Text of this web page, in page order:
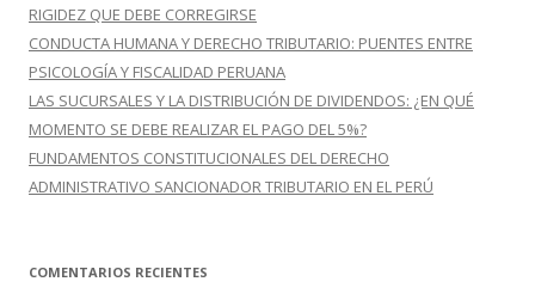
RIGIDEZ QUE DEBE CORREGIRSE
CONDUCTA HUMANA Y DERECHO TRIBUTARIO: PUENTES ENTRE
PSICOLOGÍA Y FISCALIDAD PERUANA
LAS SUCURSALES Y LA DISTRIBUCIÓN DE DIVIDENDOS: ¿EN QUÉ
MOMENTO SE DEBE REALIZAR EL PAGO DEL 5%?
FUNDAMENTOS CONSTITUCIONALES DEL DERECHO
ADMINISTRATIVO SANCIONADOR TRIBUTARIO EN EL PERÚ
COMENTARIOS RECIENTES